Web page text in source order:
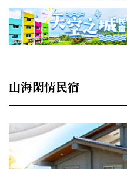
山海閑情民宿